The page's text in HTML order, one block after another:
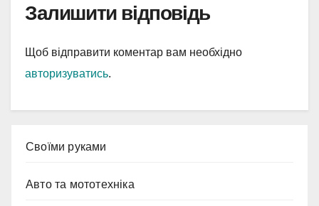
Залишити відповідь
Щоб відправити коментар вам необхідно
авторизуватись.
Cвоїми руками
Авто та мототехніка